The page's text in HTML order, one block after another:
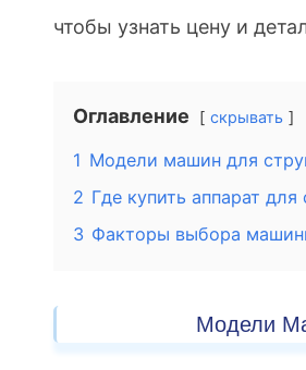
чтобы узнать цену и
Оглавление скрывать
1 Модели машин для
2 Где купить аппарат
3 Факторы выбора
Модели